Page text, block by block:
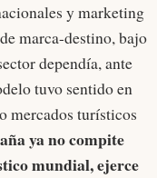
y marketing
marca-destino, bajo
dependía, ante
tuvo sentido en
mercados turísticos
ya no compite
mundial, ejerce